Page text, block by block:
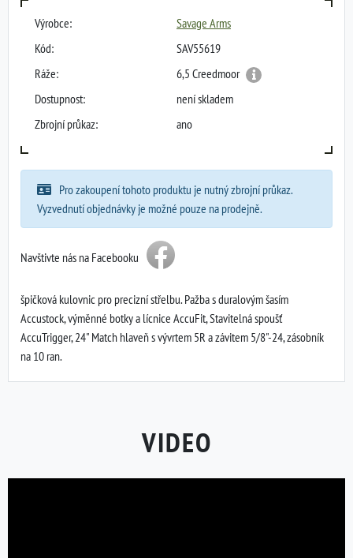
Výrobce:
Savage Arms
Kód:
SAV55619
Ráže:
6,5 Creedmoor
Dostupnost:
není skladem
Zbrojní průkaz:
ano
Pro zakoupení tohoto produktu je nutný zbrojní průkaz.
Vyzvednutí objednávky je možné pouze na prodejně.
Navštivte nás na Facebooku
špičková kulovnic pro precizní střelbu. Pažba s duralovým šasím
Accustock, výměnné botky a lícnice AccuFit, Stavitelná spoušť
AccuTrigger, 24" Match hlaveň s vývrtem 5R a závitem 5/8"-24, zásobník
na 10 ran.
VIDEO